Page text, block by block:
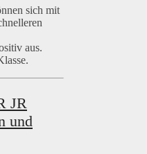
sich mit
aus.
JR
und